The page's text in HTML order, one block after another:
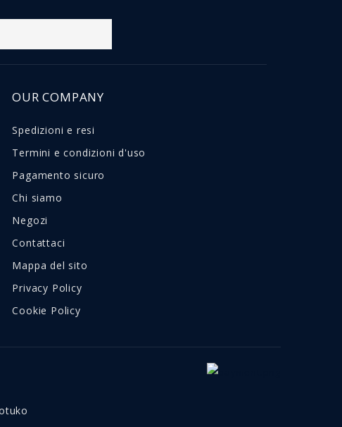
OUR COMPANY
Spedizioni e resi
Termini e condizioni d'uso
Pagamento sicuro
Chi siamo
Negozi
Contattaci
Mappa del sito
Privacy Policy
Cookie Policy